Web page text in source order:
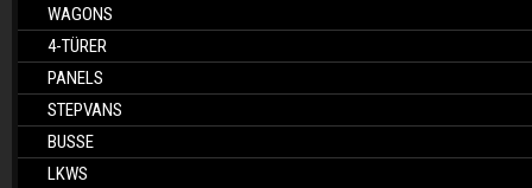
WAGONS
4-TÜRER
PANELS
STEPVANS
BUSSE
LKWS